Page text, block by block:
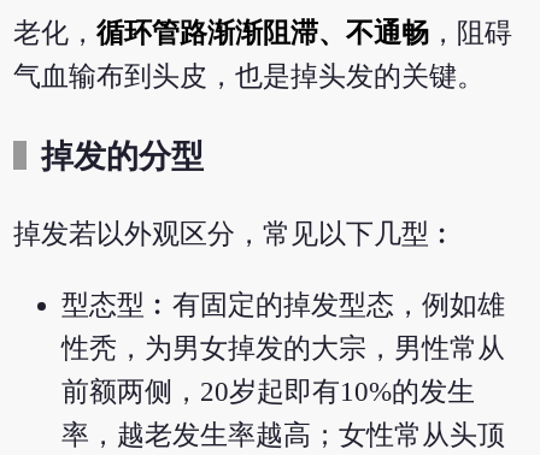
老化，循环管路渐渐阻滞、不通畅 ，阻碍
气血输布到头皮，也是掉头发的关键。
掉发的分型
掉发若以外观区分，常见以下几型︰
型态型︰有固定的掉发型态，例如雄
性秃，为男女掉发的大宗，男性常从
前额两侧，20岁起即有10%的发生
率，越老发生率越高；女性常从头顶